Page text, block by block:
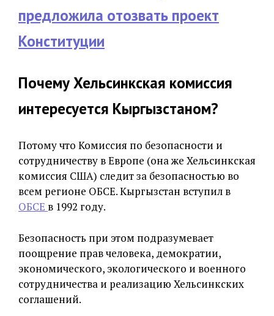
предложила отозвать проект
Конституции
Почему Хельсинкская комиссия
интересуется Кыргызстаном?
Потому что Комиссия по безопасности и
сотрудничеству в Европе (она же Хельсинкская
комиссия США) следит за безопасностью во
всем регионе ОБСЕ. Кыргызстан вступил в
ОБСЕ в 1992 году.
Безопасность при этом подразумевает
поощрение прав человека, демократии,
экономического, экологического и военного
сотрудничества и реализацию Хельсинкских
соглашений.